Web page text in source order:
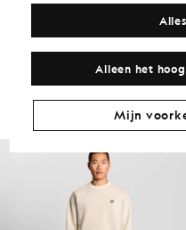
SAMENSTELLING EN
Ga
Stel een complete outfit
garderobe naar
Alleen het
Mijn